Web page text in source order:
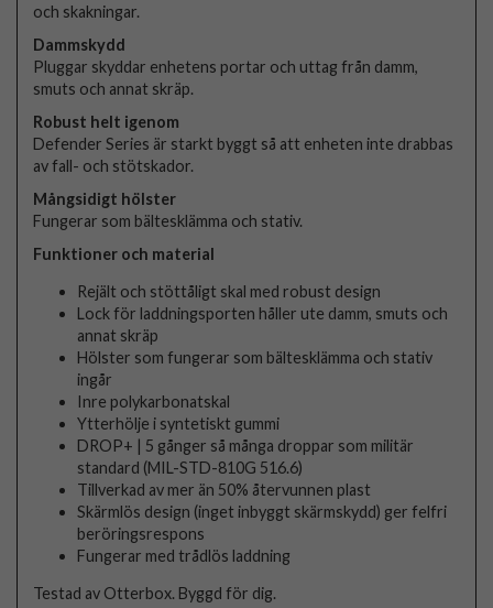
och skakningar.
Dammskydd
Pluggar skyddar enhetens portar och uttag från damm,
smuts och annat skräp.
Robust helt igenom
Defender Series är starkt byggt så att enheten inte drabbas
av fall- och stötskador.
Mångsidigt hölster
Fungerar som bältesklämma och stativ.
Funktioner och material
Rejält och stöttåligt skal med robust design
Lock för laddningsporten håller ute damm, smuts och
annat skräp
Hölster som fungerar som bältesklämma och stativ
ingår
Inre polykarbonatskal
Ytterhölje i syntetiskt gummi
DROP+ | 5 gånger så många droppar som militär
standard (MIL-STD-810G 516.6)
Tillverkad av mer än 50% återvunnen plast
Skärmlös design (inget inbyggt skärmskydd) ger felfri
beröringsrespons
Fungerar med trådlös laddning
Testad av Otterbox. Byggd för dig.